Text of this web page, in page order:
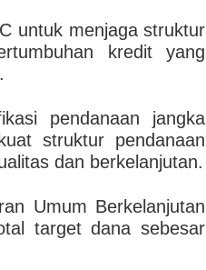
untuk menjaga struktur
kredit yang
pendanaan jangka
struktur pendanaan
dan berkelanjutan.
Umum Berkelanjutan
target dana sebesar